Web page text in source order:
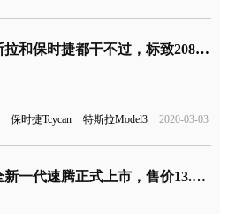
连特斯拉和保时捷都干不过，标致208获得2020年度汽车大奖
保时捷Tcycan 特斯拉Model3 2020-03-03
大众全新一代速腾正式上市，售价13.18-19.68万元